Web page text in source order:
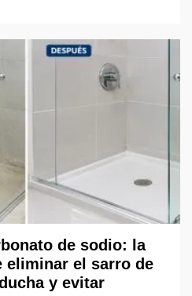
de sodio: la
eliminar el sarro de
y evitar